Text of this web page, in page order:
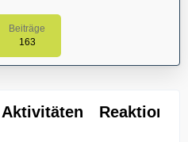
Beiträge
163
Reaktionen